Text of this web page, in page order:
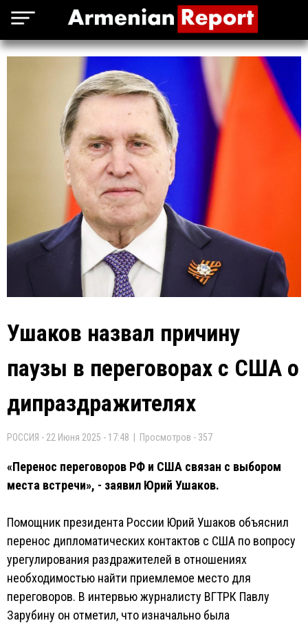
Ушаков назвал причину
паузы в переговорах с США о
дипраздражителях
РОССИЯ - 22 Июня 2025 - 17:48 | Просмотров - 357
«Перенос переговоров РФ и США связан с выбором
места встречи», - заявил Юрий Ушаков.
Помощник президента России Юрий Ушаков объяснил
перенос дипломатических контактов с США по вопросу
урегулирования раздражителей в отношениях
необходимостью найти приемлемое место для
переговоров. В интервью журналисту ВГТРК Павлу
Зарубину он отметил, что изначально была